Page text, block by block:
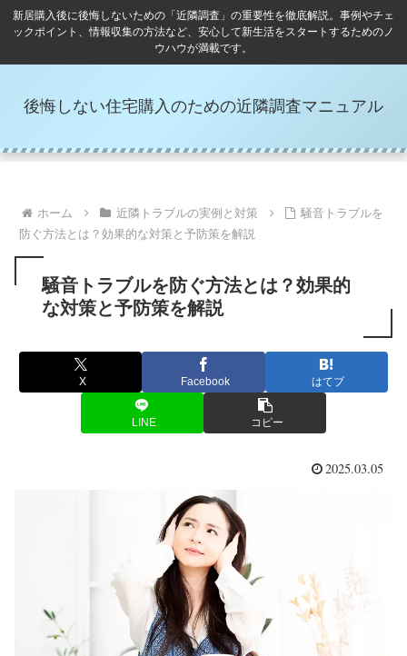
新居購入後に後悔しないための「近隣調査」の重要性を徹底解説。事例やチェ
ックポイント、情報収集の方法など、安心して新生活をスタートするためのノ
ウハウが満載です。
後悔しない住宅購入のための近隣調査マニュアル
ホーム 近隣トラブルの実例と対策
騒音トラブルを
防ぐ方法とは？効果的な対策と予防策を解説
騒音トラブルを防ぐ方法とは？効果的
な対策と予防策を解説
X Facebook はてブ
LINE コピー
2025.03.05